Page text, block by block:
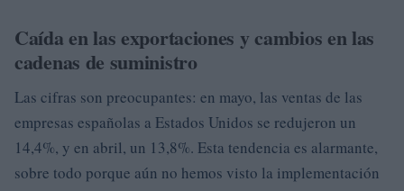
Caída en las exportaciones y cambios en las
cadenas de suministro
Las cifras son preocupantes: en mayo, las ventas de las
empresas españolas a Estados Unidos se redujeron un
14,4%, y en abril, un 13,8%. Esta tendencia es alarmante,
sobre todo porque aún no hemos visto la implementación